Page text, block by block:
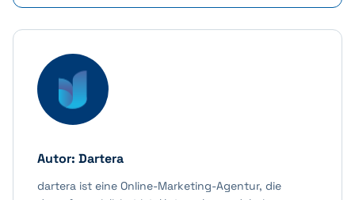
Autor: Dartera
dartera ist eine Online-Marketing-Agentur, die